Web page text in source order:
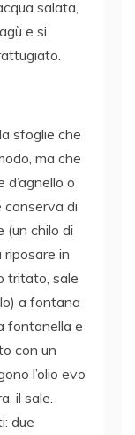
salata,
e si
sfoglie che
ma che
o
di
(un chilo di
in
tritato, sale
a fontana
fontanella e
con un
l’olio evo
il sale.
due